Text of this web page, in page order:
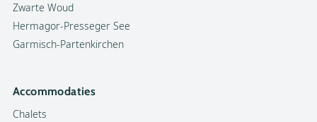
Zwarte Woud
Hermagor-Presseger See
Garmisch-Partenkirchen
Accommodaties
Chalets